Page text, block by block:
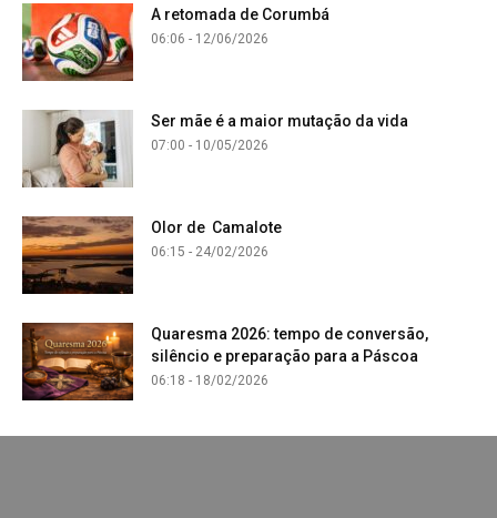
A retomada de Corumbá
06:06 - 12/06/2026
Ser mãe é a maior mutação da vida
07:00 - 10/05/2026
Olor de Camalote
06:15 - 24/02/2026
Quaresma 2026: tempo de conversão,
silêncio e preparação para a Páscoa
06:18 - 18/02/2026